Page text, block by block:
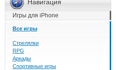
Навигация
Игры для iPhone
Все игры
Стрелялки
RPG
Аркады
Спортивные игры